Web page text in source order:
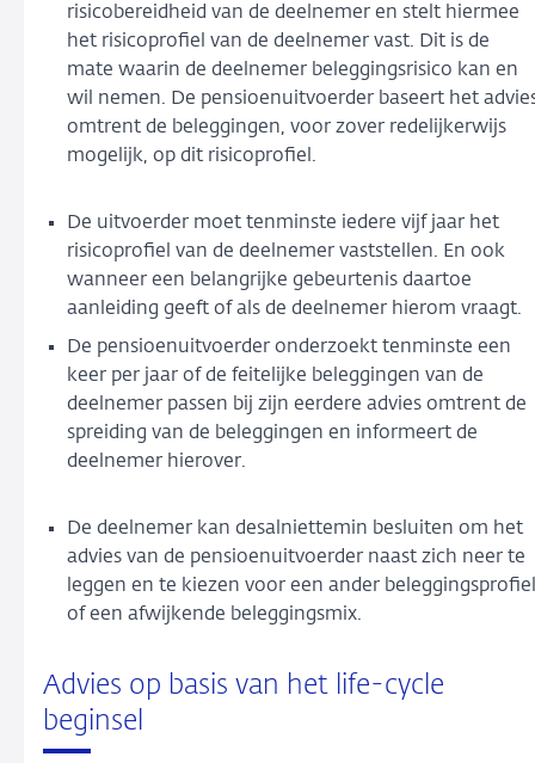
risicobereidheid van de deelnemer en stelt hiermee
het risicoprofiel van de deelnemer vast. Dit is de
mate waarin de deelnemer beleggingsrisico kan en
wil nemen. De pensioenuitvoerder baseert het
omtrent de beleggingen, voor zover redelijkerwijs
mogelijk, op dit risicoprofiel.
De uitvoerder moet tenminste iedere vijf jaar het
risicoprofiel van de deelnemer vaststellen. En ook
wanneer een belangrijke gebeurtenis daartoe
aanleiding geeft of als de deelnemer hierom vraagt.
De pensioenuitvoerder onderzoekt tenminste een
keer per jaar of de feitelijke beleggingen van de
deelnemer passen bij zijn eerdere advies omtrent de
spreiding van de beleggingen en informeert de
deelnemer hierover.
De deelnemer kan desalniettemin besluiten om het
advies van de pensioenuitvoerder naast zich neer te
leggen en te kiezen voor een ander beleggingsprofiel
of een afwijkende beleggingsmix.
Advies op basis van het life-cycle
beginsel